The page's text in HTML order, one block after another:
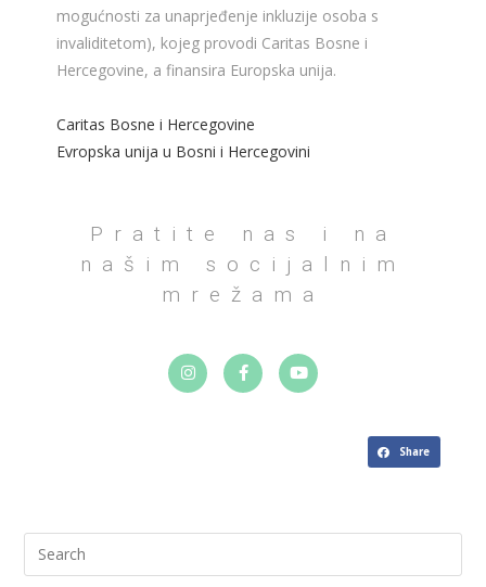
mogućnosti za unaprjeđenje inkluzije osoba s
invaliditetom), kojeg provodi Caritas Bosne i
Hercegovine, a finansira Europska unija.
Caritas Bosne i Hercegovine
Evropska unija u Bosni i Hercegovini
Pratite nas i na
našim socijalnim
mrežama
Share